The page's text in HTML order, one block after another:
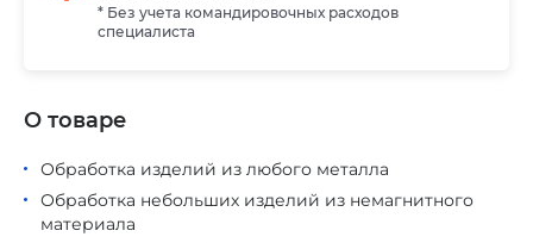
* Без учета командировочных расходов
специалиста
Обработка изделий из любого металла
Обработка небольших изделий из немагнитного
материала
О товаре